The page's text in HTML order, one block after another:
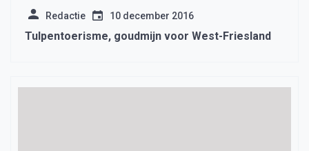
Redactie 10 december 2016
Tulpentoerisme, goudmijn voor West-Friesland